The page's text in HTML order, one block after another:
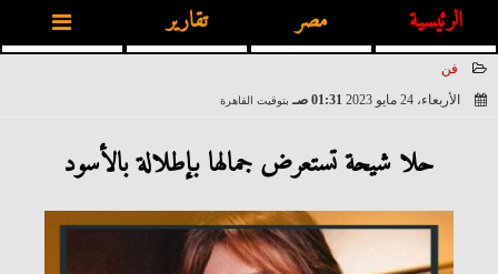
الرئيسية مصر تقارير
فن
الأربعاء، 24 مايو 2023
01:31 صـ بتوقيت القاهرة
حلا شيحة تستعرض جمالها بإطلالة بالأسود